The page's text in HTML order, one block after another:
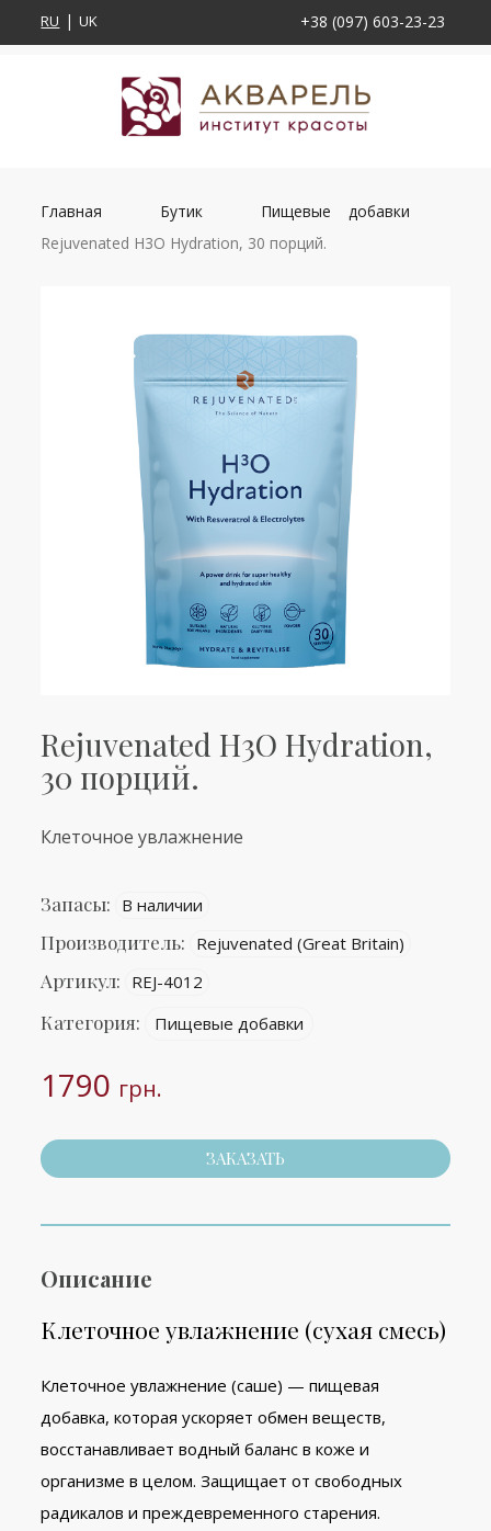
RU UK +38 (097) 603-23-23
Главная Бутик
Пищевые добавки
Rejuvenated H3O Hydration, 30 порций.
Rejuvenated H3O Hydration,
30 порций.
Клеточное увлажнение
Запасы: В наличии
Производитель: Rejuvenated (Great Britain)
Артикул: REJ-4012
Категория: Пищевые добавки
1790 грн.
ЗАКАЗАТЬ
Описание
Клеточное увлажнение (сухая смесь)
Клеточное увлажнение (саше) — пищевая
добавка, которая ускоряет обмен веществ,
восстанавливает водный баланс в коже и
организме в целом. Защищает от свободных
радикалов и преждевременного старения.